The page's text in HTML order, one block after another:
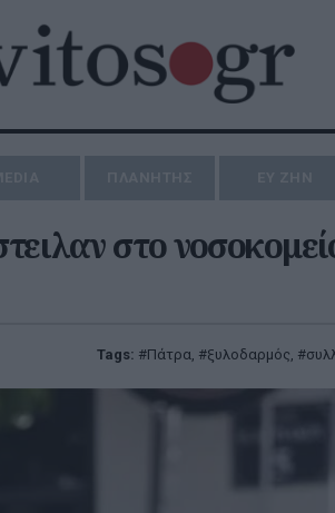
στο
Tags: Πάτρα, ξυλοδαρμός,